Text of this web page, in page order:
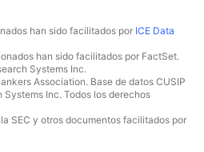
han sido facilitados por ICE Data
han sido facilitados por FactSet.
Systems Inc.
Association. Base de datos CUSIP
Inc. Todos los derechos
SEC y otros documentos facilitados por